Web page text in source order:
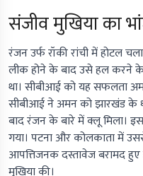
संजीव मुखिया का
रंजन उर्फ रॉकी रांची में होटल
लीक होने के बाद उसे हल करने के
था। सीबीआई को यह सफलता
सीबीआई ने अमन को झारखंड के
बाद रंजन के बारे में क्लू मिला।
गया। पटना और कोलकाता में
आपत्तिजनक दस्तावेज बरामद